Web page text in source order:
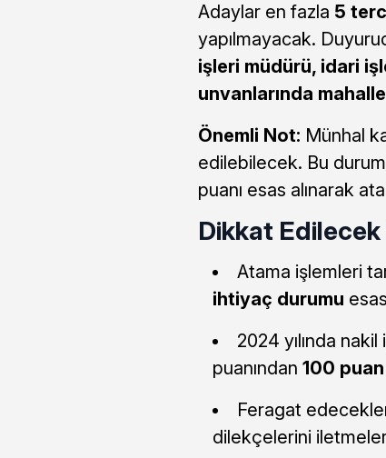
Adaylar en fazla 5
yapılmayacak.
işleri müdürü, idari
unvanlarında
Önemli Not: Münhal
edilebilecek. Bu
puanı esas alınarak
Dikkat
Atama işlemleri
ihtiyaç durumu
2024 yılında
puanından 100
Feragat
dilekçelerini